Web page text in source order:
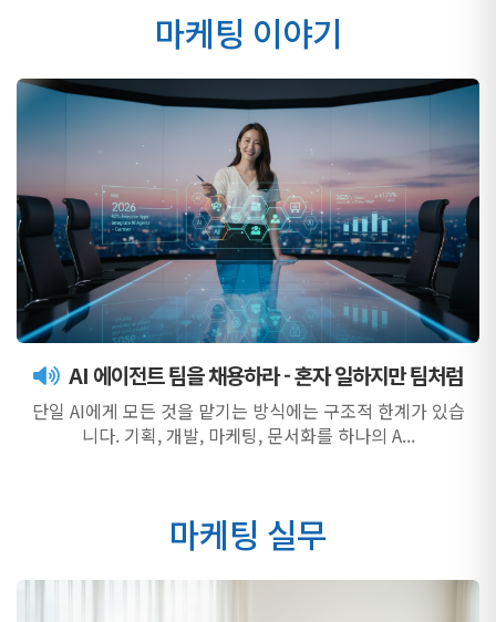
마케팅 이야기
AI 에이전트 팀을 채용하라 - 혼자 일하지만 팀처럼
단일 AI에게 모든 것을 맡기는 방식에는 구조적 한계가 있습
니다. 기획, 개발, 마케팅, 문서화를 하나의 A...
마케팅 실무